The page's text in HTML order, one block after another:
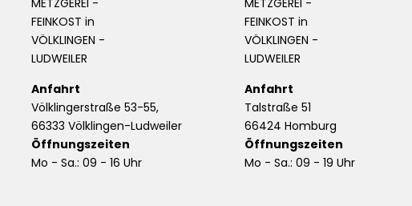
Anfahrt
Völklingerstraße 53-55,
66333 Völklingen-Ludweiler
Öffnungszeiten
Mo - Sa.: 09 - 16 Uhr
Anfahrt
Talstraße 51
66424 Homburg
Öffnungszeiten
Mo - Sa.: 09 - 19 Uhr